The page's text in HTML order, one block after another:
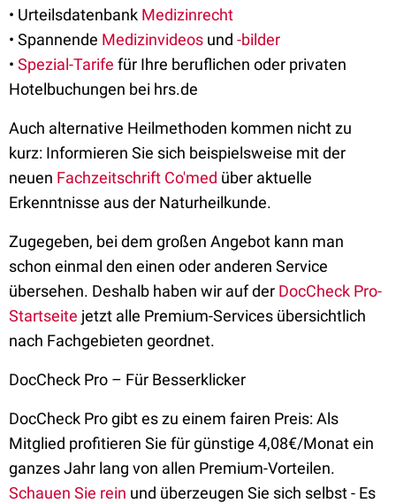
• Urteilsdatenbank Medizinrecht
• Spannende Medizinvideos und -bilder
• Spezial-Tarife für Ihre beruflichen oder privaten
Hotelbuchungen bei hrs.de
Auch alternative Heilmethoden kommen nicht zu
kurz: Informieren Sie sich beispielsweise mit der
neuen Fachzeitschrift Co'med über aktuelle
Erkenntnisse aus der Naturheilkunde.
Zugegeben, bei dem großen Angebot kann man
schon einmal den einen oder anderen Service
übersehen. Deshalb haben wir auf der DocCheck Pro-
Startseite jetzt alle Premium-Services übersichtlich
nach Fachgebieten geordnet.
DocCheck Pro – Für Besserklicker
DocCheck Pro gibt es zu einem fairen Preis: Als
Mitglied profitieren Sie für günstige 4,08€/Monat ein
ganzes Jahr lang von allen Premium-Vorteilen.
Schauen Sie rein und überzeugen Sie sich selbst - Es